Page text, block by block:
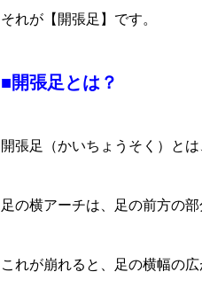
それが【開張足】です。
■開張足とは？
開張足（かいちょうそく）と
足の横アーチは、足の前方の
これが崩れると、足の横幅の広